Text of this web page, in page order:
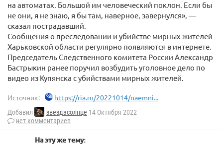
на автоматах. Большой им человеческий поклон. Если бы
не они, я не знаю, я бы там, наверное, завернулся», —
сказал пострадавший.
Сообщения о преследовании и убийстве мирных жителей
Харьковской области регулярно появляются в интернете.
Председатель Следственного комитета России Александр
Бастрыкин ранее поручил возбудить уголовное дело по
видео из Купянска с убийствами мирных жителей.
Источник: https://ria.ru/20221014/naemni...
Добавил звездасолнце 14 Октября 2022
нет комментариев
На эту же тему: